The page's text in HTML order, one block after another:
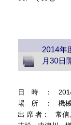
2014年
月30日
日 時 ： 2014
場 所 ： 機械
出 席 者： 常信